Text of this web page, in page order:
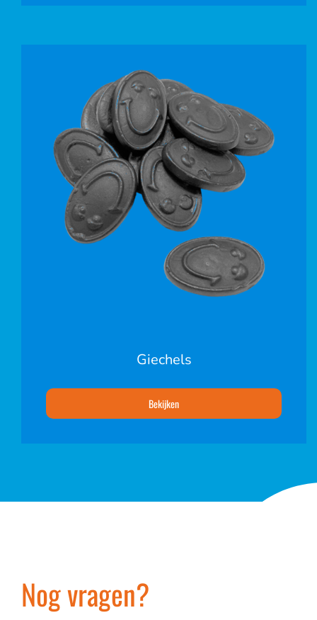
Giechels
Bekijken
Nog vragen?